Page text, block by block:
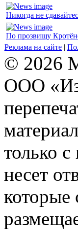
Никогда не
По прозвищу
Реклама на сайте |
© 2026
ООО
только
несет
которые